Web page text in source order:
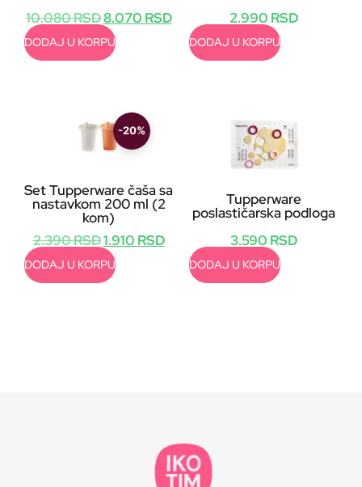
10.080RSD8.070 RSD
DODAJ U KORPU
2.990 RSD
DODAJ U KORPU
-20%
Set Tupperware čaša sa
nastavkom 200 ml (2
kom)
2.390RSD1.910 RSD
DODAJ U KORPU
Tupperware
poslastičarska podloga
3.590 RSD
DODAJ U KORPU